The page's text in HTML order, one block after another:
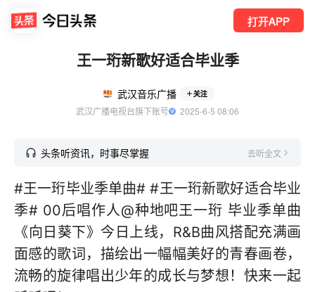
打开APP
王一珩新歌好适合毕业季
武汉音乐广播 关注
武汉广播电视台旗下账号
  2025-6-5 08:06
头条听资讯，时事尽掌握 去听全文
#王一珩毕业季单曲# #王一珩新歌好适合毕业
季# 00后唱作人@种地吧王一珩 毕业季单曲
《向日葵下》今日上线，R&B曲风搭配充满画
面感的歌词，描绘出一幅幅美好的青春画卷，
流畅的旋律唱出少年的成长与梦想！快来一起